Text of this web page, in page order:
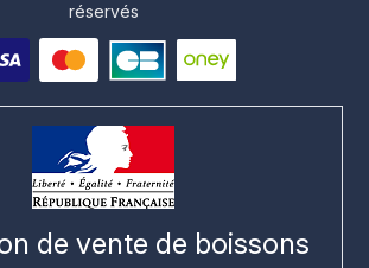
réservés
de vente de boissons